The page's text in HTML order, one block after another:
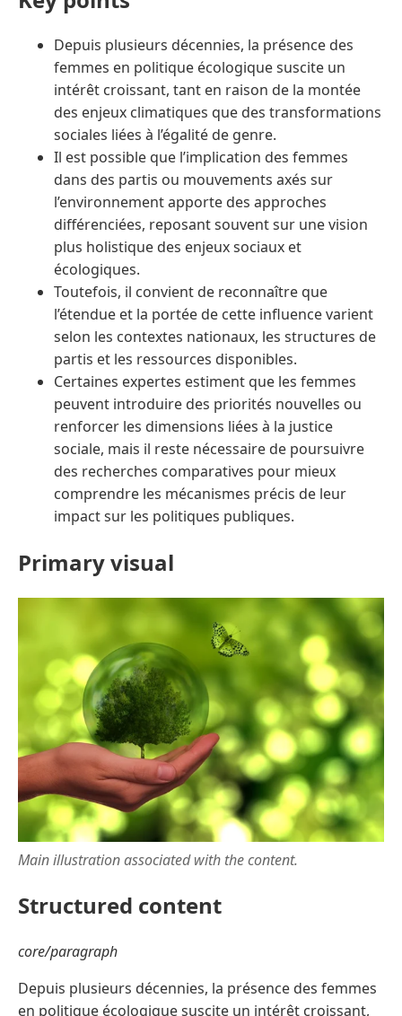
Depuis plusieurs décennies, la présence des
femmes en politique écologique suscite un
intérêt croissant, tant en raison de la montée
des enjeux climatiques que des transformations
sociales liées à l’égalité de genre.
Il est possible que l’implication des femmes
dans des partis ou mouvements axés sur
l’environnement apporte des approches
différenciées, reposant souvent sur une vision
plus holistique des enjeux sociaux et
écologiques.
Toutefois, il convient de reconnaître que
l’étendue et la portée de cette influence varient
selon les contextes nationaux, les structures de
partis et les ressources disponibles.
Certaines expertes estiment que les femmes
peuvent introduire des priorités nouvelles ou
renforcer les dimensions liées à la justice
sociale, mais il reste nécessaire de poursuivre
des recherches comparatives pour mieux
comprendre les mécanismes précis de leur
impact sur les politiques publiques.
Primary visual
Main illustration associated with the content.
Structured content
core/paragraph
Depuis plusieurs décennies, la présence des femmes
en politique écologique suscite un intérêt croissant,